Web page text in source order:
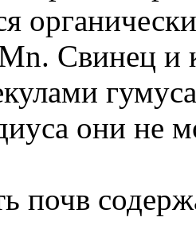
Свинец и
они не
почв